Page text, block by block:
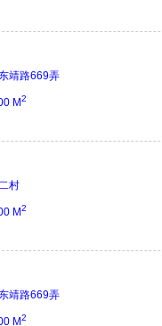
靖路669弄
M2
村
M2
靖路669弄
M2